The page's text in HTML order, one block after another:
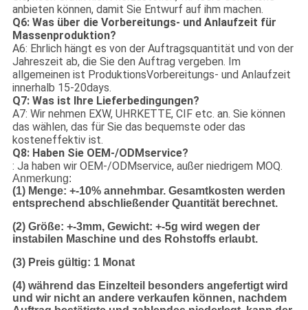
anbieten können, damit Sie Entwurf auf ihm machen.
Q6: Was über die Vorbereitungs- und Anlaufzeit für
Massenproduktion?
A6: Ehrlich hängt es von der Auftragsquantität und von der
Jahreszeit ab, die Sie den Auftrag vergeben. Im
allgemeinen ist ProduktionsVorbereitungs- und Anlaufzeit
innerhalb 15-20days.
Q7: Was ist Ihre Lieferbedingungen?
A7: Wir nehmen EXW, UHRKETTE, CIF etc. an. Sie können
das wählen, das für Sie das bequemste oder das
kosteneffektiv ist.
Q8: Haben Sie OEM-/ODMservice?
: Ja haben wir OEM-/ODMservice, außer niedrigem MOQ.
Anmerkung:
(1) Menge: +-10% annehmbar. Gesamtkosten werden
entsprechend abschließender Quantität berechnet.
(2) Größe: +-3mm, Gewicht: +-5g wird wegen der
instabilen Maschine und des Rohstoffs erlaubt.
(3) Preis gültig: 1 Monat
(4) während das Einzelteil besonders angefertigt wird
und wir nicht an andere verkaufen können, nachdem